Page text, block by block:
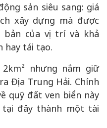
sản siêu sang: giá
xây dựng mà được
của vị trí và khả
hay tái tạo.
nhưng nắm giữ
Địa Trung Hải. Chính
quỹ đất ven biển này
đây thành một tài